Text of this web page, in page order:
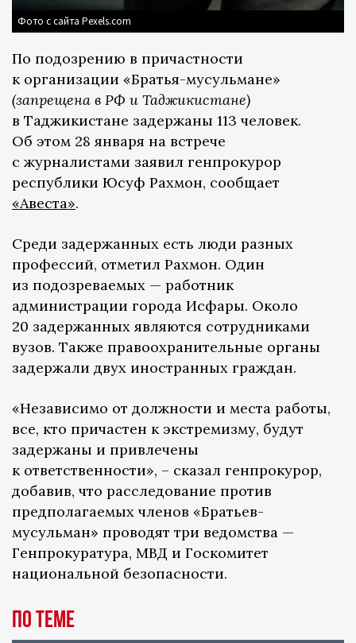
Фото с сайта Pexels.com
По подозрению в причастности
к организации «Братья-мусульмане»
(запрещена в РФ и Таджикистане)
в Таджикистане задержаны 113 человек.
Об этом 28 января на встрече
с журналистами заявил генпрокурор
республики Юсуф Рахмон, сообщает
«Авеста».
Среди задержанных есть люди разных
профессий, отметил Рахмон. Один
из подозреваемых — работник
администрации города Исфары. Около
20 задержанных являются сотрудниками
вузов. Также правоохранительные органы
задержали двух иностранных граждан.
«Независимо от должности и места работы,
все, кто причастен к экстремизму, будут
задержаны и привлечены
к ответственности», – сказал генпрокурор,
добавив, что расследование против
предполагаемых членов «Братьев-
мусульман» проводят три ведомства —
Генпрокуратура, МВД и Госкомитет
национальной безопасности.
по теме